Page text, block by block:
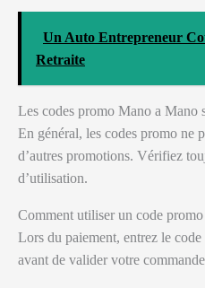
Un Auto Entrepreneur
Retraite
Les codes promo Mano a Mano
En général, les codes promo ne
d’autres promotions. Vérifiez
d’utilisation.
Comment utiliser un code
Lors du paiement, entrez le
avant de valider votre